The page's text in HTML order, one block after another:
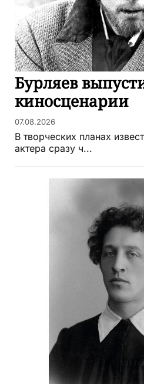
Бурляев
киносценарии
07.08.2026
В творческих планах
актера сразу ч...